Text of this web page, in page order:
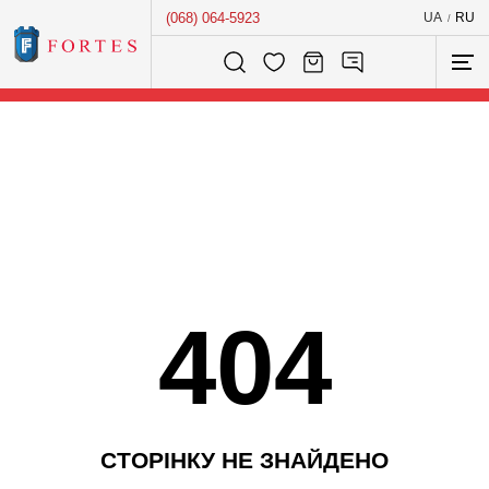
(068) 064-5923 UA / RU
Розумний пошук...
404
СТОРІНКУ НЕ ЗНАЙДЕНО